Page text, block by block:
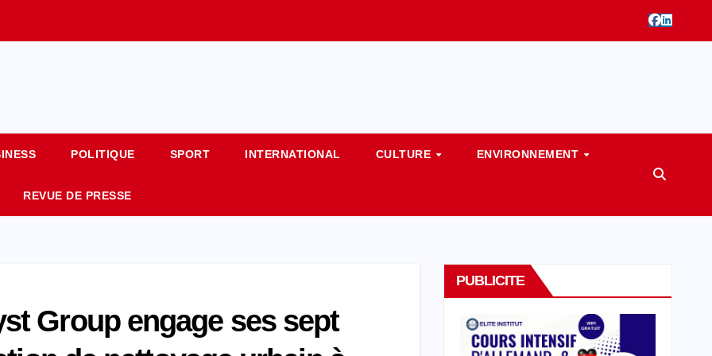
POLITIQUE SPORT INTERNATIONAL CULTURE ENVIRONNEMENT
REVUE DE PRESSE
Group engage ses sept
PUBLICITE